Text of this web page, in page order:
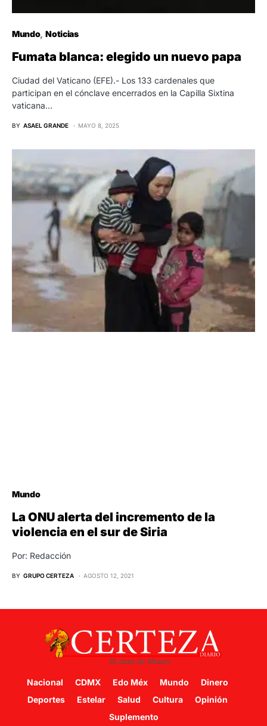
Mundo Noticias
Fumata blanca: elegido un nuevo papa
Ciudad del Vaticano (EFE).- Los 133 cardenales que
participan en el cónclave encerrados en la Capilla Sixtina
vaticana…
BY ASAEL GRANDE MAYO 8, 2025
Mundo
La ONU alerta del incremento de la
violencia en el sur de Siria
Por: Redacción
BY GRUPO CERTEZA AGOSTO 12, 2021
Nacional CDMX Edo Méx Mundo
Dinero
Deportes
Estelar Salud Cultura
Opinión
Suplemento